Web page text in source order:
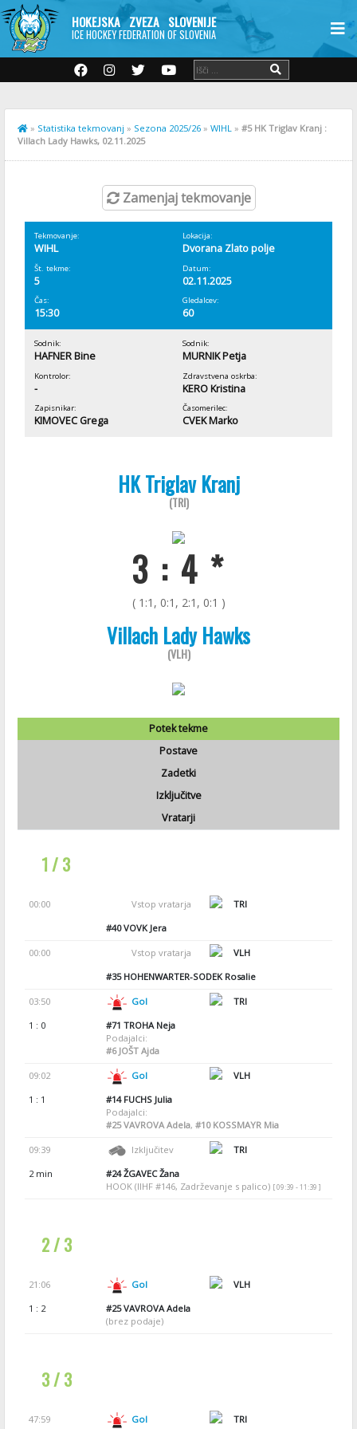
HOKEJSKA ZVEZA SLOVENIJE
ICE HOCKEY FEDERATION OF SLOVENIA
» Statistika tekmovanj » Sezona 2025/26 » WIHL » #5 HK Triglav Kranj :
Villach Lady Hawks, 02.11.2025
Zamenjaj tekmovanje
Tekmovanje:
WIHL
Lokacija:
Dvorana Zlato polje
Št. tekme:
5
Datum:
02.11.2025
Čas:
15:30
Gledalcev:
60
Sodnik:
HAFNER Bine
Sodnik:
MURNIK Petja
Kontrolor:
-
Zdravstvena oskrba:
KERO Kristina
Zapisnikar:
KIMOVEC Grega
Časomerilec:
CVEK Marko
HK Triglav Kranj
(TRI)
3 : 4 *
( 1:1, 0:1, 2:1, 0:1 )
Villach Lady Hawks
(VLH)
Potek tekme
Postave
Zadetki
Izključitve
Vratarji
1 / 3
00:00 Vstop vratarja
TRI
#40VOVK Jera
00:00 Vstop vratarja
VLH
#35HOHENWARTER-SODEK Rosalie
03:50 Gol
TRI
1 : 0
#71 TROHA Neja
Podajalci:
#6JOŠT Ajda
09:02 Gol
VLH
1 : 1
#14FUCHS Julia
Podajalci:
#25VAVROVA Adela, #10KOSSMAYR Mia
09:39 Izključitev
TRI
2 min
#24ŽGAVEC Žana
HOOK (IIHF #146, Zadrževanje s palico) [ 09:39 - 11:39 ]
2 / 3
21:06 Gol
VLH
1 : 2
#25VAVROVA Adela
(brez podaje)
3 / 3
47:59 Gol TRI